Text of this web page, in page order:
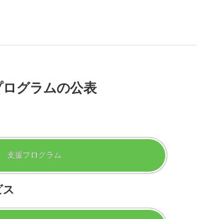
グラムの公表
支援プログラム
ス